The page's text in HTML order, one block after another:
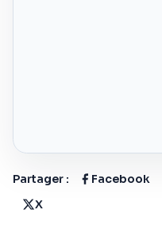
Partager : Facebook
X